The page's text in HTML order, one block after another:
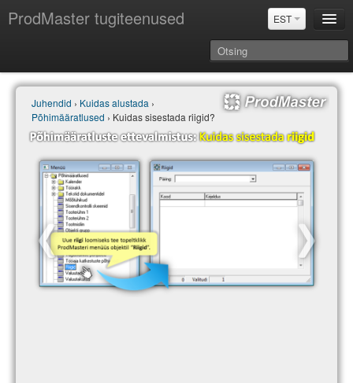
ProdMaster tugiteenused EST
Juhendid
Versiooniuuendused
Power BI & Merit Aktiva (EST)
Juhendid › Kuidas alustada ›
Põhimääratlused › Kuidas sisestada riigid?